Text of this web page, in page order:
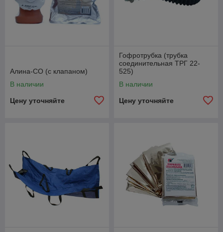
Алина-СО (с клапаном)
В наличии
Цену уточняйте
Гофротрубка (трубка
соединительная ТРГ 22-
525)
В наличии
Цену уточняйте